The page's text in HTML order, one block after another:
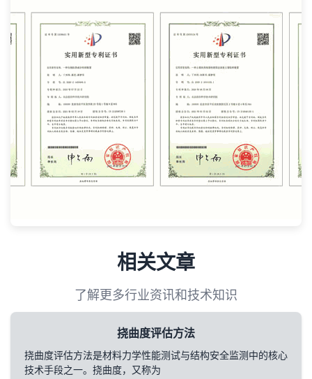
相关文章
了解更多行业资讯和技术知识
挠曲度评估方法
挠曲度评估方法是材料力学性能测试与结构安全监测中的核心
技术手段之一。挠曲度，又称为